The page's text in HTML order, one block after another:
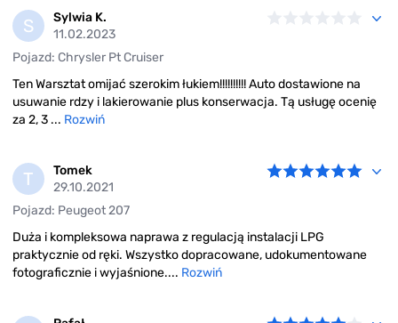
S
Sylwia K.
11.02.2023
Pojazd: Chrysler Pt Cruiser
Ten Warsztat omijać szerokim łukiem!!!!!!!!!! Auto dostawione na
usuwanie rdzy i lakierowanie plus konserwacja. Tą usługę ocenię
za 2, 3 ... Rozwiń
T
Tomek
29.10.2021
Pojazd: Peugeot 207
Duża i kompleksowa naprawa z regulacją instalacji LPG
praktycznie od ręki. Wszystko dopracowane, udokumentowane
fotograficznie i wyjaśnione.... Rozwiń